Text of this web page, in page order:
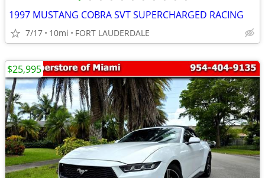
1997 MUSTANG COBRA SVT SUPERCHARGED RACING
7/17 10mi FORT LAUDERDALE
$25,995